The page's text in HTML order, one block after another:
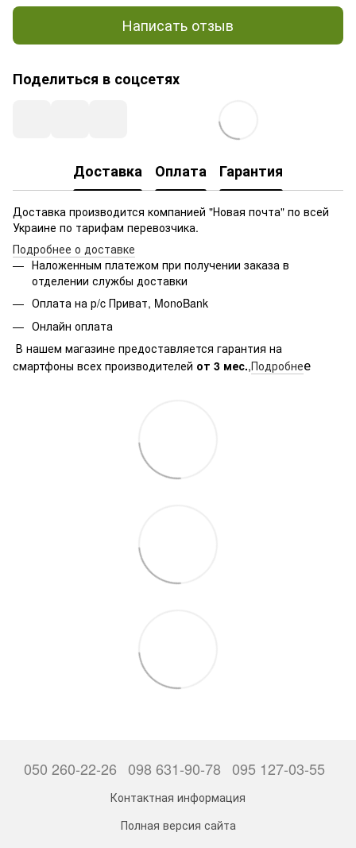
Написать отзыв
Поделиться в соцсетях
Доставка Оплата Гарантия
Доставка производится компанией "Новая почта" по всей
Украине по тарифам перевозчика.
Подробнее о доставке
Наложенным платежом при получении заказа в
отделении службы доставки
Оплата на р/c Приват, MonoBank
Онлайн оплата
В нашем магазине предоставляется гарантия на
смартфоны всех производителей от 3 мес.,Подробнее
050 260-22-26 098 631-90-78 095 127-03-55
Контактная информация
Полная версия сайта